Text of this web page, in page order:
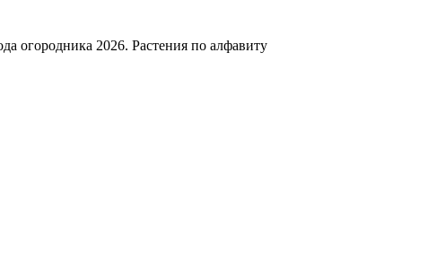
2026. Растения по алфавиту